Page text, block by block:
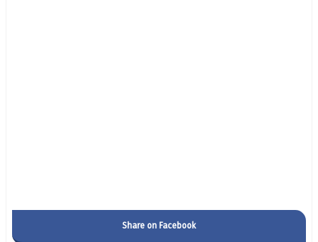
Share on Facebook